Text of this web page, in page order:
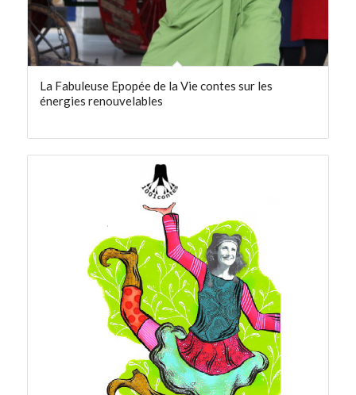
La Fabuleuse Epopée de la Vie contes sur les
énergies renouvelables